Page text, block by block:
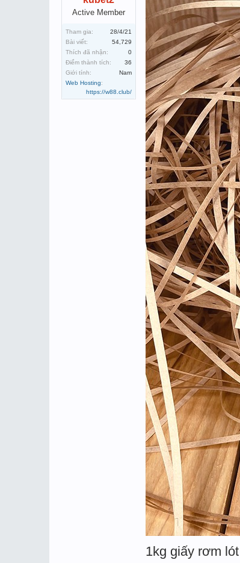
Active Member
Tham gia:
28/4/21
Bài viết:
54,729
Thích đã nhận:
0
Điểm thành tích:
36
Giới tính:
Nam
Web Hosting:
https://w88.club/
1kg giấy rơm